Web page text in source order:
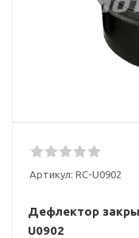
Артикул: RC-U0902
Дефлектор
U0902